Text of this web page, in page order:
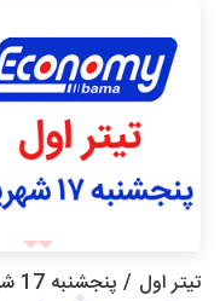
تیتر اول / پنجشنبه 17 شهریور 1401